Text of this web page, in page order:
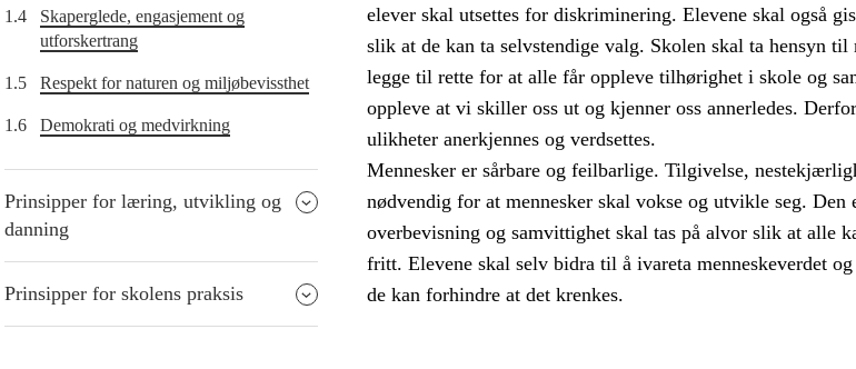
1.4
Skaperglede, engasjement og
utforskertrang
1.5 Respekt for naturen og miljøbevissthet
1.6 Demokrati og medvirkning
Prinsipper for læring, utvikling og
danning
Prinsipper for skolens praksis
elever skal utsettes for diskriminering. Elevene skal også
slik at de kan ta selvstendige valg. Skolen skal ta hensyn til
legge til rette for at alle får oppleve tilhørighet i skole og
oppleve at vi skiller oss ut og kjenner oss annerledes.
ulikheter anerkjennes og verdsettes.
Mennesker er sårbare og feilbarlige. Tilgivelse,
nødvendig for at mennesker skal vokse og utvikle seg. Den
overbevisning og samvittighet skal tas på alvor slik at alle
fritt. Elevene skal selv bidra til å ivareta menneskeverdet
de kan forhindre at det krenkes.